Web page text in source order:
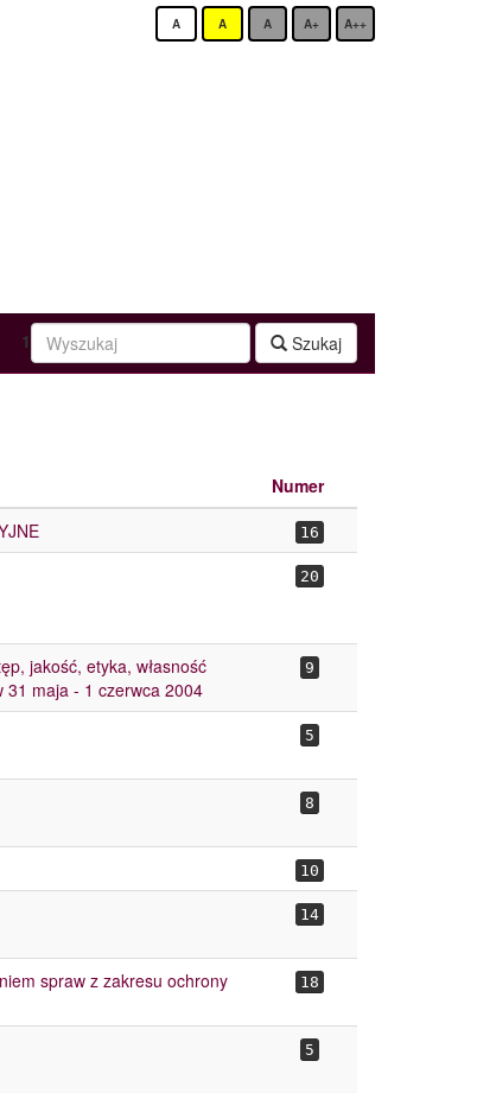
A A A A+ A++
1 Szukaj
Numer
16
20
jakość, etyka, własność
31 maja - 1 czerwca 2004
9
5
8
10
14
spraw z zakresu ochrony
18
5